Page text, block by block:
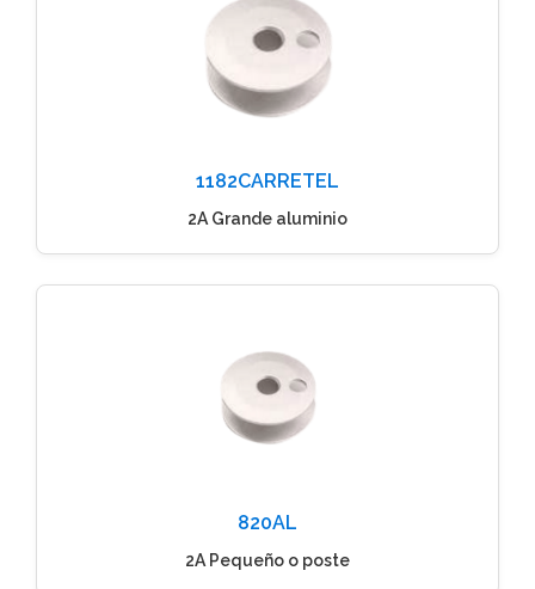
1182CARRETEL
2A Grande aluminio
820AL
2A Pequeño o poste